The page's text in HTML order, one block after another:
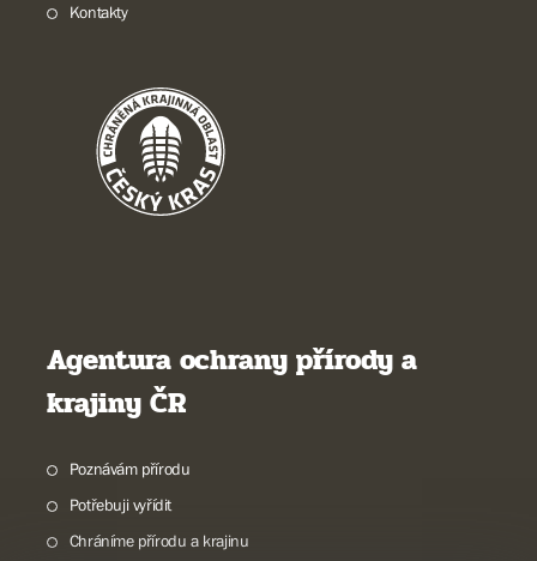
Kontakty
Agentura ochrany přírody a
krajiny ČR
Poznávám přírodu
Potřebuji vyřídit
Chráníme přírodu a krajinu